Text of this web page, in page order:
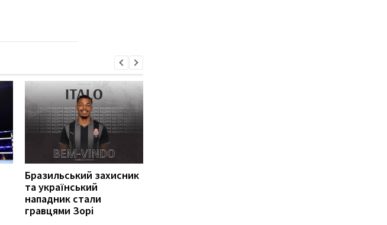
Бразильський захисник
та український
нападник стали
гравцями Зорі